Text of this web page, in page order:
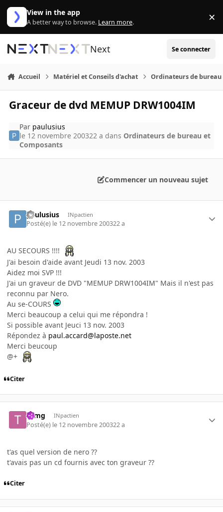
Aller au contenu
View in the app
A better way to browse. Learn more. ×
Next Se connecter
Accueil Matériel et Conseils d'achat Ordinateurs de bureau
Graceur de dvd MEMUP DRW1004IM
Par paulusius
le 12 novembre 200322 a dans Ordinateurs de bureau et
Composants
Commencer un nouveau sujet
paulusius INpactien
Posté(e) le 12 novembre 200322 a
AU SECOURS !!!!
J'ai besoin d'aide avant Jeudi 13 nov. 2003
Aidez moi SVP !!!
J'ai un graveur de DVD "MEMUP DRW1004IM" Mais il n'est pas
reconnu par Nero.
Au se-COURS
Merci beaucoup a celui qui me répondra !
Si possible avant Jeuci 13 nov. 2003
Répondez à paul.accard@laposte.net
Merci beucoup
@+
Citer
tomg INpactien
Posté(e) le 12 novembre 200322 a
t'as quel version de nero ??
t'avais pas un cd fournis avec ton graveur ??
Citer